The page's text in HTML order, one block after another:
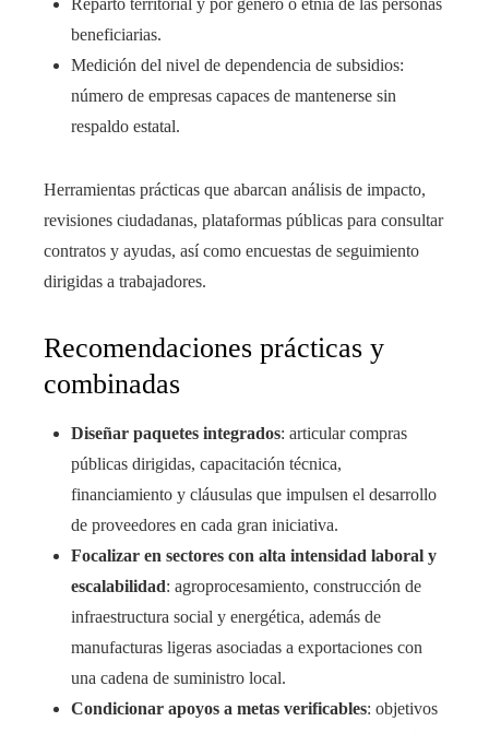
Reparto territorial y por género o etnia de las personas
beneficiarias.
Medición del nivel de dependencia de subsidios:
número de empresas capaces de mantenerse sin
respaldo estatal.
Herramientas prácticas que abarcan análisis de impacto,
revisiones ciudadanas, plataformas públicas para consultar
contratos y ayudas, así como encuestas de seguimiento
dirigidas a trabajadores.
Recomendaciones prácticas y
combinadas
Diseñar paquetes integrados: articular compras
públicas dirigidas, capacitación técnica,
financiamiento y cláusulas que impulsen el desarrollo
de proveedores en cada gran iniciativa.
Focalizar en sectores con alta intensidad laboral y
escalabilidad: agroprocesamiento, construcción de
infraestructura social y energética, además de
manufacturas ligeras asociadas a exportaciones con
una cadena de suministro local.
Condicionar apoyos a metas verificables: objetivos